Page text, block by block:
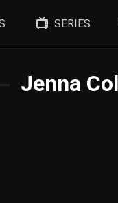
SERIES
Jenna